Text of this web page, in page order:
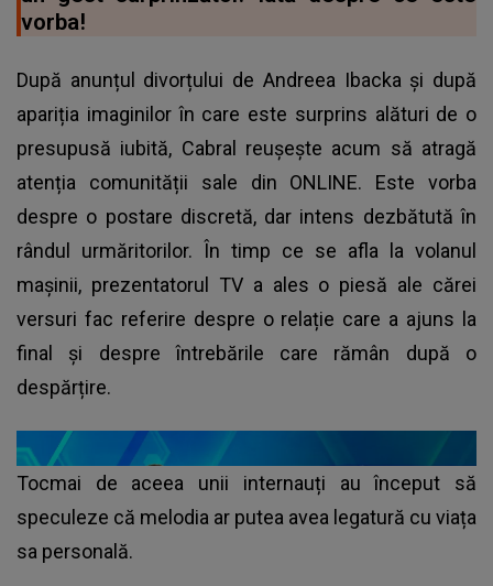
vorba!
După anunțul divorțului de Andreea Ibacka și după
apariția imaginilor în care este surprins alături de o
presupusă iubită, Cabral reușește acum să atragă
atenția comunității sale din ONLINE. Este vorba
despre o postare discretă, dar intens dezbătută în
rândul urmăritorilor. În timp ce se afla la volanul
mașinii, prezentatorul TV a ales o piesă ale cărei
versuri fac referire despre o relație care a ajuns la
final și despre întrebările care rămân după o
despărțire.
Tocmai de aceea unii internauți au început să
speculeze că melodia ar putea avea legatură cu viața
sa personală.